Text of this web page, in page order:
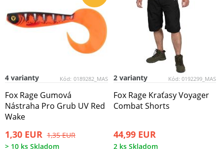
Kód: 0189282_MAS
4 varianty
Fox Rage Gumová
Nástraha Pro Grub UV Red
Wake
1,30 EUR 1,35 EUR
> 10 ks Skladom
Kód: 0192299_MAS
2 varianty
Fox Rage Kraťasy Voyager
Combat Shorts
44,99 EUR
2 ks Skladom